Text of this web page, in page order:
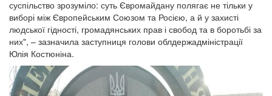
суспільство зрозуміло: суть Євромайдану полягає не тільки у
виборі між Європейським Союзом та Росією, а й у захисті
людської гідності, громадянських прав і свобод та в боротьбі за
них", – зазначила заступниця голови облдержадміністрації
Юлія Костюніна.